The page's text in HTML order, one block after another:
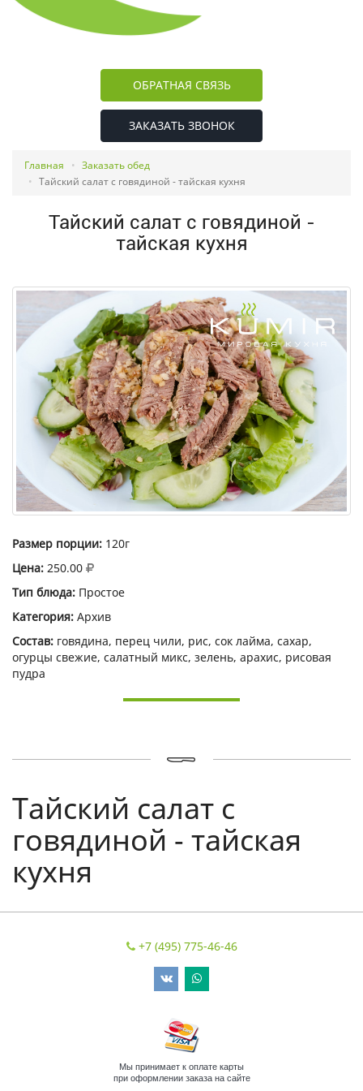
ОБРАТНАЯ СВЯЗЬ
ЗАКАЗАТЬ ЗВОНОК
Главная
Заказать обед
Тайский салат с говядиной - тайская кухня
Тайский салат с говядиной -
тайская кухня
Размер порции: 120г
Цена: 250.00
Тип блюда: Простое
Категория: Архив
Состав: говядина, перец чили, рис, сок лайма, сахар,
огурцы свежие, салатный микс, зелень, арахис, рисовая
пудра
Тайский салат с
говядиной - тайская
кухня
+7 (495) 775-46-46
Мы принимает к оплате карты
при оформлении заказа на сайте